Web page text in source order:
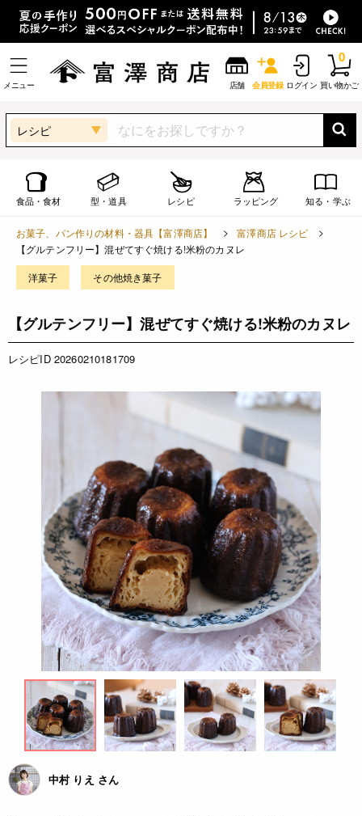
メニュー 店舗 会員登録 ログイン 買い物かご
0
レシピ
食品・食材 型・道具 レシピ ラッピング 知る・学ぶ
お菓子、パン作りの材料・器具【富澤商店】
富澤商店 レシピ
【グルテンフリー】混ぜてすぐ焼ける!米粉のカヌレ
洋菓子 その他焼き菓子
【グルテンフリー】混ぜてすぐ焼ける!米粉のカヌレ
レシピID 20260210181709
中村 りえ さん